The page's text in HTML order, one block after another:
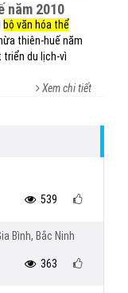
năm 2010
bộ văn hóa thể
thiên-huế năm
triển du lịch-vì
Xem chi tiết
539
Bình, Bắc Ninh
363